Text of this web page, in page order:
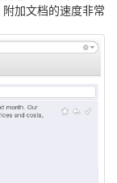
加文档的速度非常